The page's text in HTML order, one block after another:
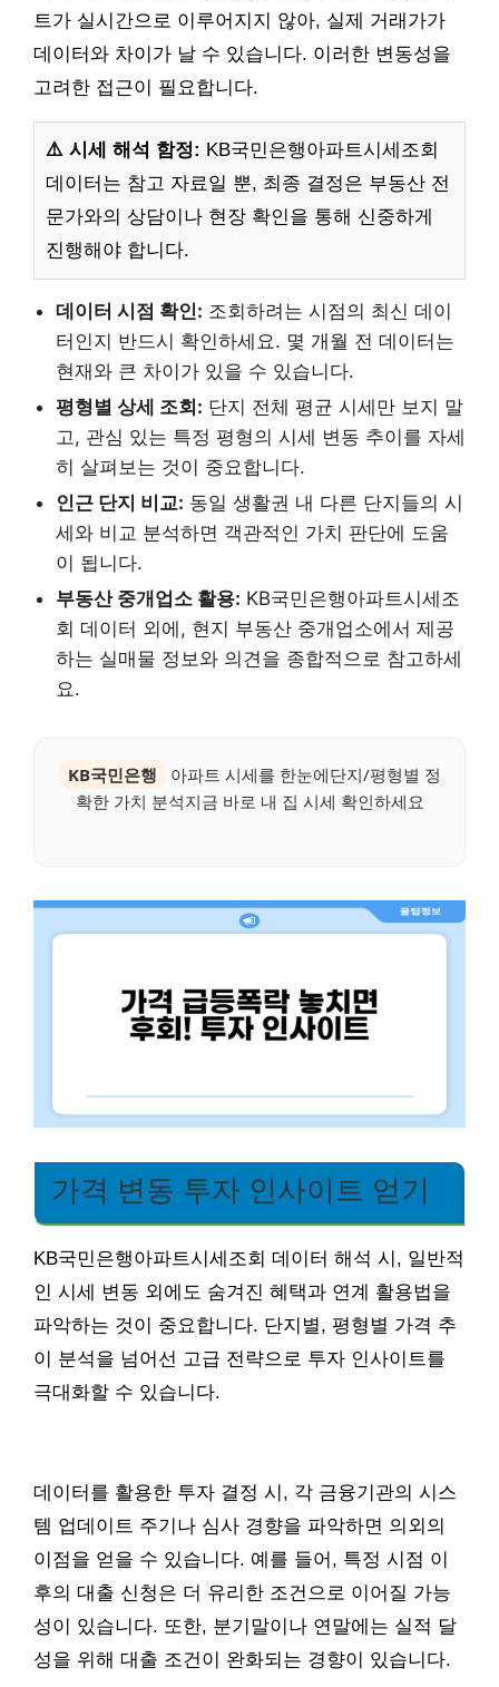
트가 실시간으로 이루어지지 않아, 실제 거래가가
데이터와 차이가 날 수 있습니다. 이러한 변동성을
고려한 접근이 필요합니다.
⚠️ 시세 해석 함정: KB국민은행아파트시세조회
데이터는 참고 자료일 뿐, 최종 결정은 부동산 전
문가와의 상담이나 현장 확인을 통해 신중하게
진행해야 합니다.
데이터 시점 확인: 조회하려는 시점의 최신 데이
터인지 반드시 확인하세요. 몇 개월 전 데이터는
현재와 큰 차이가 있을 수 있습니다.
평형별 상세 조회: 단지 전체 평균 시세만 보지 말
고, 관심 있는 특정 평형의 시세 변동 추이를 자세
히 살펴보는 것이 중요합니다.
인근 단지 비교: 동일 생활권 내 다른 단지들의 시
세와 비교 분석하면 객관적인 가치 판단에 도움
이 됩니다.
부동산 중개업소 활용: KB국민은행아파트시세조
회 데이터 외에, 현지 부동산 중개업소에서 제공
하는 실매물 정보와 의견을 종합적으로 참고하세
요.
KB국민은행
아파트 시세를 한눈에단지/평형별 정
확한 가치 분석지금 바로 내 집 시세 확인하세요
가격 변동 투자 인사이트 얻기
KB국민은행아파트시세조회 데이터 해석 시, 일반적
인 시세 변동 외에도 숨겨진 혜택과 연계 활용법을
파악하는 것이 중요합니다. 단지별, 평형별 가격 추
이 분석을 넘어선 고급 전략으로 투자 인사이트를
극대화할 수 있습니다.
데이터를 활용한 투자 결정 시, 각 금융기관의 시스
템 업데이트 주기나 심사 경향을 파악하면 의외의
이점을 얻을 수 있습니다. 예를 들어, 특정 시점 이
후의 대출 신청은 더 유리한 조건으로 이어질 가능
성이 있습니다. 또한, 분기말이나 연말에는 실적 달
성을 위해 대출 조건이 완화되는 경향이 있습니다.